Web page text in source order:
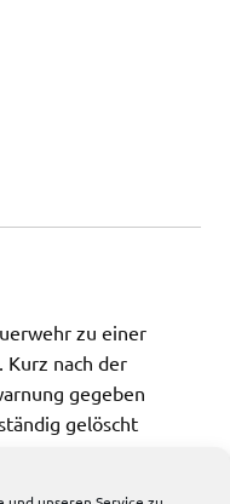
zu einer
nach der
gegeben
gelöscht